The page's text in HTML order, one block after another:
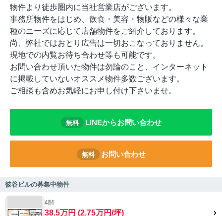
物件より徒歩圏内に当社営業店がございます。
事務所物件をはじめ、飲食・美容・物販などの様々な業
種のニーズに応じて店舗物件をご紹介しております。
尚、弊社ではおとり広告は一切おこなっておりません。
現地での内覧お待ち合わせ等も可能です。
お問い合わせ頂いた物件は勿論のこと、インターネット
に掲載していないオススメ物件多数ございます。
ご相談も含めお気軽にお申し付け下さいませ。
無料 LINEからお問い合わせ
無料 お問い合わせ
彼谷ビルの募集中物件
4階
38.5万円 (2.75万円/坪)